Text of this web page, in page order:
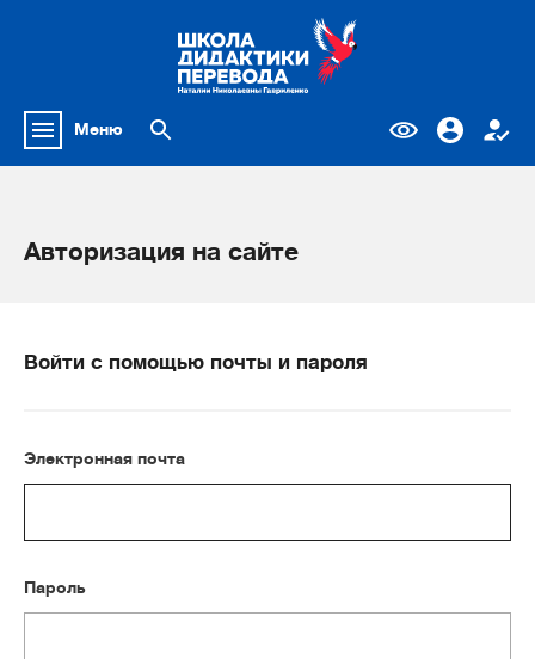
Меню
Авторизация на сайте
Войти с помощью почты и пароля
Электронная почта
Пароль